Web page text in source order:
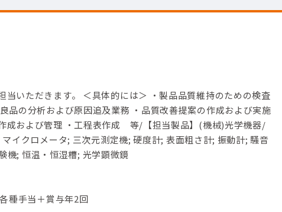
当いただきます。 ＜具体的には＞ ・製品品質維持のための検査
品の分析および原因追及業務 ・品質改善提案の作成および実施
成および管理 ・工程表作成 等/【担当製品】(機械)光学機器/
マイクロメータ; 三次元測定機; 硬度計; 表面粗さ計; 振動計; 騒音
機; 恒温・恒湿槽; 光学顕微鏡
種手当＋賞与年2回